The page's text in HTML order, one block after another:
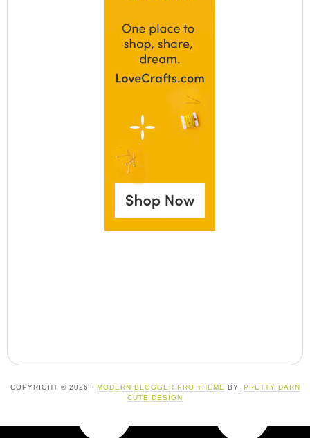
COPYRIGHT © 2026 · MODERN BLOGGER PRO THEME BY, PRETTY DARN
CUTE DESIGN